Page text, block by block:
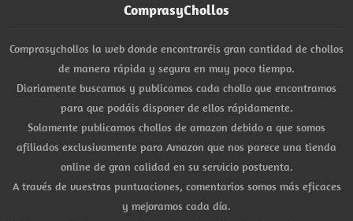
ComprasyChollos
Comprasychollos la web donde encontraréis gran cantidad de chollos
de manera rápida y segura en muy poco tiempo.
Diariamente buscamos y publicamos cada chollo que encontramos
para que podáis disponer de ellos rápidamente.
Solamente publicamos chollos de amazon debido a que somos
afiliados exclusivamente para Amazon que nos parece una tienda
online de gran calidad en su servicio postventa.
A través de vuestras puntuaciones, comentarios somos más eficaces
y mejoramos cada día.